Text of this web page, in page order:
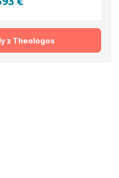
z Theologos